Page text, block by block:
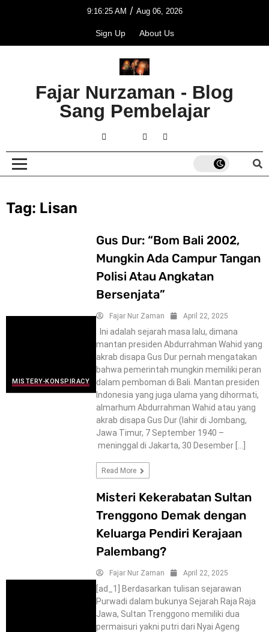
9:16:25 AM / Aug 06, 2026
Sign Up About Us
Fajar Nurzaman - Blog
Sang Pembelajar
Tag: Lisan
MISTERY-KONSPIRACY
Gus Dur: “Bom Bali 2002,
Mungkin Ada Campur Tangan
Polisi Atau Angkatan
Bersenjata”
Fajar Nur Zaman April 22, 2025
Ini adalah sejarah masa lalu, dimana
mantan presiden Abdurrahman Wahid yang
akrab disapa Gus Dur pernah mengatakan
bahwa pemerintah mungkin memiliki peran
dalam pemboman di Bali. Mantan presiden
Indonesia yang juga ulama yang dihormati,
almarhum Abdurrahman Wahid atau yang
akrab disapa Gus Dur (lahir di Jombang,
Jawa Timur, 7 September 1940 –
meninggal di Jakarta, 30 Desember […]
Read More
Misteri Kekerabatan Sultan
Trenggono Demak dengan
Keluarga Pendiri Kerajaan
Palembang?
Fajar Nur Zaman April 22, 2025
[ad_1] Berdasarkan tulisan sejarawan
Purwadi dalam bukunya Sejarah Raja Raja
Jawa, Sultan Trenggono memiliki dua
permaisuri yakni putri dari Nyai Ageng